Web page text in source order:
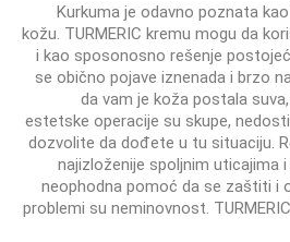
Kurkuma je odavno poznata
kožu. TURMERIC kremu mogu da
i kao sposonosno rešenje
se obično pojave iznenada i brzo
da vam je koža postala
estetske operacije su skupe,
dozvolite da dođete u tu situaciju.
najizloženije spoljnim uticajima
neophodna pomoć da se zaštiti i
problemi su neminovnost.